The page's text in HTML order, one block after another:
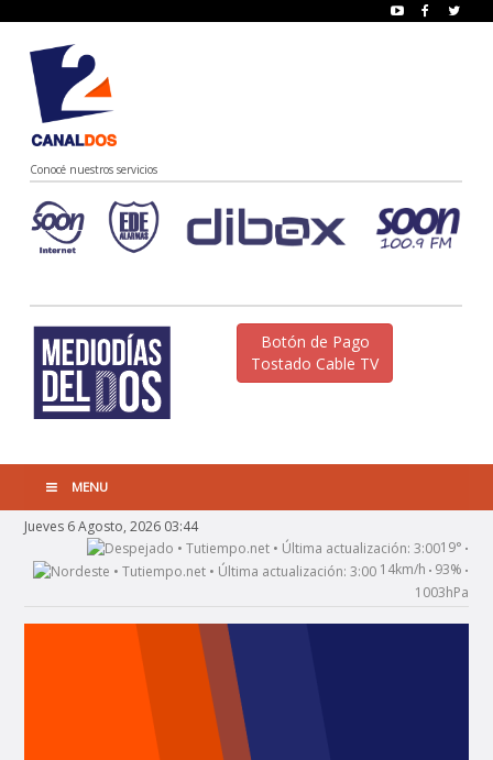
Conocé nuestros servicios
Botón de Pago
Tostado Cable TV
MENU
Jueves 6 Agosto, 2026 03:44
19° •
14km/h • 93% •
1003hPa